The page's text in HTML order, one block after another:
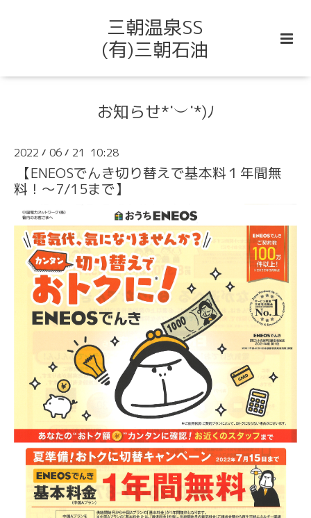
三朝温泉SS
(有)三朝石油
お知らせ*˙︶˙*)ﾉ
2022 / 06 / 21 10:28
【ENEOSでんき切り替えで基本料１年間無
料！～7/15まで】